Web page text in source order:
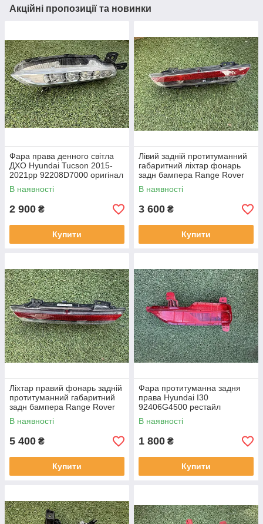
Акційні пропозиції та новинки
Фара права денного світла
ДХО Hyundai Tucson 2015-
2021рр 92208D7000 оригінал
бв відсутнє одне кріплення,
повністю робоча
В наявності
2 900 ₴
Купити
Лівий задній протитуманний
габаритний ліхтар фонарь
задн бампера Range Rover
L460 від 2021-рр LR152299
оригінал бв повністю р
В наявності
3 600 ₴
Купити
Ліхтар правий фонарь задній
протитуманний габаритний
задн бампера Range Rover
L460 від2021-рр, LR152295
оригінал повністю робо
В наявності
5 400 ₴
Купити
Фара протитуманна задня
права Hyundai I30
92406G4500 рестайл
від2020-рр оригінал бв
відсутнє одне кріплення
В наявності
1 800 ₴
Купити